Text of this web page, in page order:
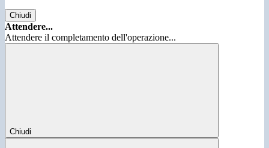
Chiudi
Attendere...
Attendere il completamento dell'operazione...
Chiudi